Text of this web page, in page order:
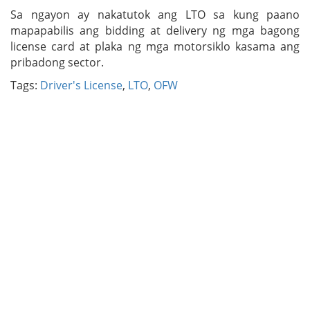
Sa ngayon ay nakatutok ang LTO sa kung paano
mapapabilis ang bidding at delivery ng mga bagong
license card at plaka ng mga motorsiklo kasama ang
pribadong sector.
Tags: Driver's License, LTO, OFW